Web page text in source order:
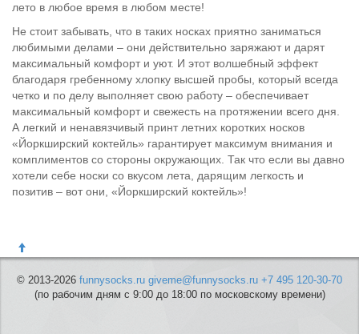
лето в любое время в любом месте!
Не стоит забывать, что в таких носках приятно заниматься
любимыми делами – они действительно заряжают и дарят
максимальный комфорт и уют. И этот волшебный эффект
благодаря гребенному хлопку высшей пробы, который всегда
четко и по делу выполняет свою работу – обеспечивает
максимальный комфорт и свежесть на протяжении всего дня.
А легкий и ненавязчивый принт летних коротких носков
«Йоркширский коктейль» гарантирует максимум внимания и
комплиментов со стороны окружающих. Так что если вы давно
хотели себе носки со вкусом лета, дарящим легкость и
позитив – вот они, «Йоркширский коктейль»!
© 2013-2026 funnysocks.ru giveme@funnysocks.ru +7 495 120-30-70
(по рабочим дням с 9:00 до 18:00 по московскому времени)